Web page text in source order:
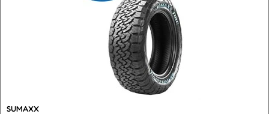
SUMAXX